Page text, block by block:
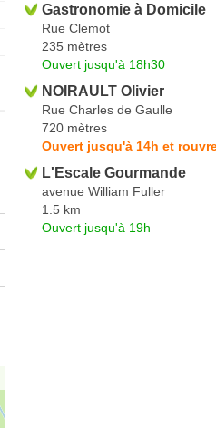
Gastronomie à Domicile
Rue Clemot
235 mètres
Ouvert jusqu'à 18h30
NOIRAULT Olivier
Rue Charles de Gaulle
720 mètres
Ouvert jusqu'à 14h et
L'Escale Gourmande
avenue William Fuller
1.5 km
Ouvert jusqu'à 19h